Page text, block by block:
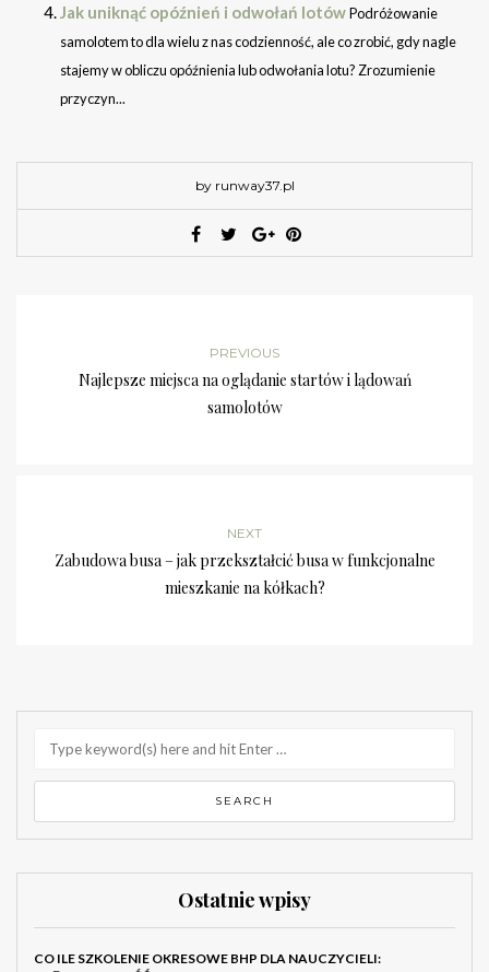
Jak uniknąć opóźnień i odwołań lotówPodróżowanie
samolotem to dla wielu z nas codzienność, ale co zrobić, gdy nagle
stajemy w obliczu opóźnienia lub odwołania lotu? Zrozumienie
przyczyn...
by runway37.pl
PREVIOUS
Najlepsze miejsca na oglądanie startów i lądowań
samolotów
NEXT
Zabudowa busa – jak przekształcić busa w funkcjonalne
mieszkanie na kółkach?
Ostatnie wpisy
CO ILE SZKOLENIE OKRESOWE BHP DLA NAUCZYCIELI: